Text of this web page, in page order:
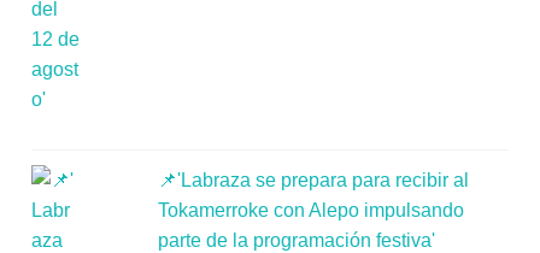
📌'Labraza se prepara para recibir al
Tokamerroke con Alepo impulsando
parte de la programación festiva'